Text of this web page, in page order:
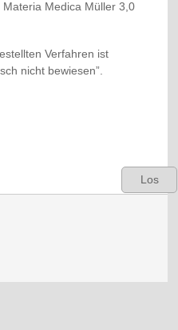
Materia Medica Müller 3,0
Verfahren ist
nicht bewiesen”.
Los